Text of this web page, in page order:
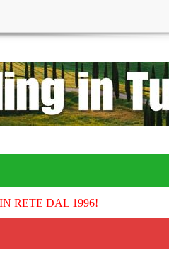
RETE DAL 1996!